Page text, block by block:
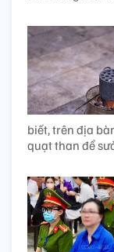
biết, trên địa
quạt than để